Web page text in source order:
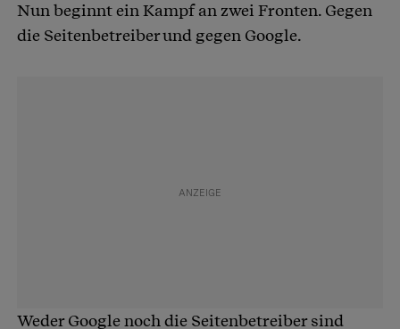
Nun beginnt ein Kampf an zwei Fronten. Gegen
die Seitenbetreiber und gegen Google.
Weder Google noch die Seitenbetreiber sind